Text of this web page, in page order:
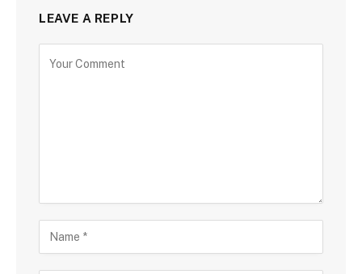
LEAVE A REPLY